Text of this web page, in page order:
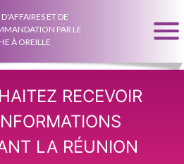
ET DE
PAR LE
À OREILLE
RECEVOIR
LA RÉUNION